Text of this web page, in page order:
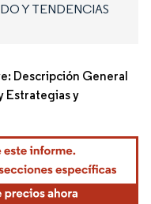
Y TENDENCIAS
Descripción General
Estrategias y